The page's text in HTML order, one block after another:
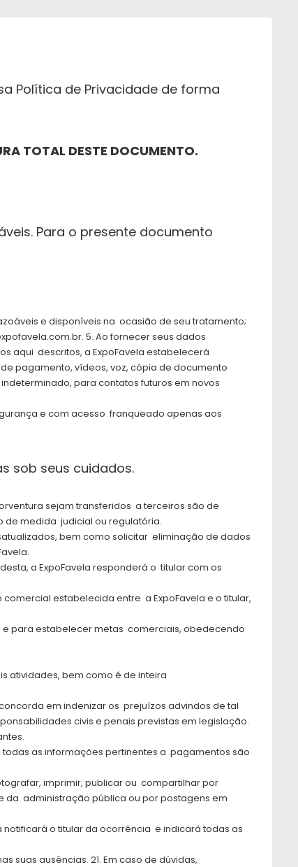
Política de Privacidade de forma
TOTAL DESTE DOCUMENTO.
Para o presente documento
e disponíveis na ocasião de seu tratamento;
5. Ao fornecer seus dados
aqui descritos, a ExpoFavela estabelecerá
pagamento, vídeos, voz, cópia de documento
para contatos futuros em novos
e com acesso franqueado apenas aos
sob seus cuidados.
sejam transferidos a terceiros são de
de medida judicial ou regulatória.
bem como solicitar eliminação de dados
a ExpoFavela responderá o titular com os
estabelecida entre a ExpoFavela e o titular,
e para estabelecer metas comerciais, obedecendo
atividades, bem como é de inteira
em indenizar os prejuízos advindos de tal
civis e penais previstas em legislação.
as informações pertinentes a pagamentos são
imprimir, publicar ou compartilhar por
da administração pública ou por postagens em
o titular da ocorrência e indicará todas as
suas ausências. 21. Em caso de dúvidas,